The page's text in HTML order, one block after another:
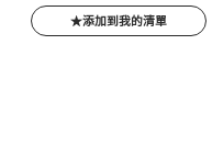
添加到我的清單